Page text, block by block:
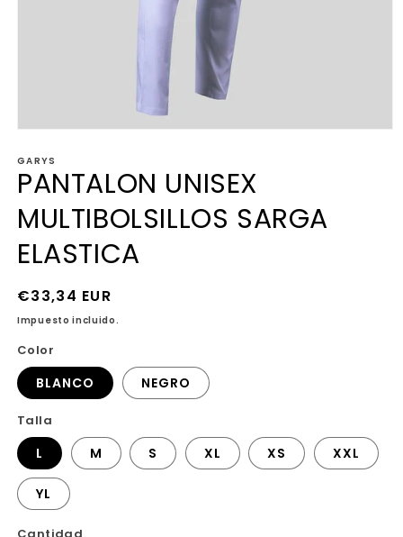
multimedia
1
en
ventana
modal
GARYS
PANTALON UNISEX
MULTIBOLSILLOS SARGA
ELASTICA
Precio
habitual
€33,34 EUR
Impuesto incluido.
Color
BLANCO NEGRO
Talla
L M S XL XS XXL
YL